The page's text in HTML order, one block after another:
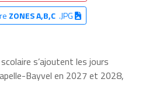
ZONES A,B,C.JPG
s’ajoutent les jours
Bayvel en 2027 et 2028,